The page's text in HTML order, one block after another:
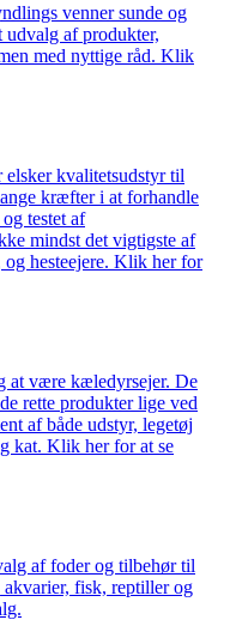
venner sunde og
af produkter,
med nyttige råd. Klik
kvalitetsudstyr til
kræfter i at forhandle
testet af
mindst det vigtigste af
og hesteejere. Klik her for
at være kæledyrsejer. De
rette produkter lige ved
af både udstyr, legetøj
kat. Klik her for at se
af foder og tilbehør til
akvarier, fisk, reptiller og